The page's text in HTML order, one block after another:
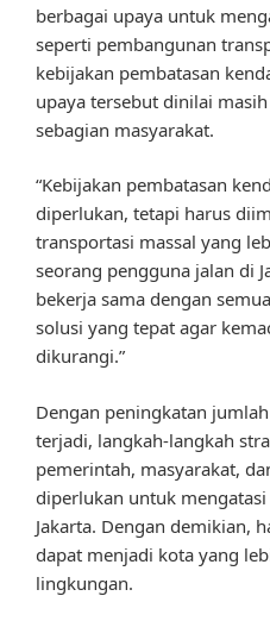
berbagai upaya untuk
seperti pembangunan
kebijakan pembatasan
upaya tersebut dinilai
sebagian masyarakat.
“Kebijakan pembatasan
diperlukan, tetapi harus
transportasi massal yang
seorang pengguna jalan di
bekerja sama dengan
solusi yang tepat agar
dikurangi.”
Dengan peningkatan
terjadi, langkah-langkah
pemerintah, masyarakat,
diperlukan untuk
Jakarta. Dengan demikian,
dapat menjadi kota yang
lingkungan.